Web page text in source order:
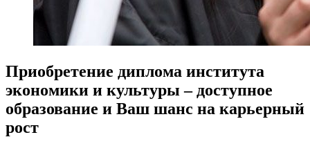
Приобретение диплома института
экономики и культуры – доступное
образование и Ваш шанс на карьерный
рост